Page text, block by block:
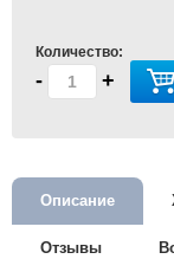
Количество:
- +
Описание
Отзывы